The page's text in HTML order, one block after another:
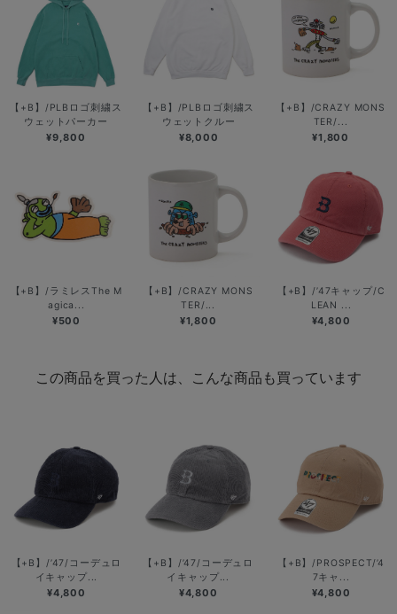
【+B】/PLBロゴ刺繍ス
ウェットパーカー
¥9,800
【+B】/PLBロゴ刺繍ス
ウェットクルー
¥8,000
【+B】/CRAZY MONS
TER/...
¥1,800
【+B】/ラミレスThe M
agica...
¥500
【+B】/CRAZY MONS
TER/...
¥1,800
【+B】/’47キャップ/C
LEAN ...
¥4,800
この商品を買った人は、こんな商品も買っています
【+B】/’47/コーデュロ
イキャップ...
¥4,800
【+B】/’47/コーデュロ
イキャップ...
¥4,800
【+B】/PROSPECT/’4
7キャ...
¥4,800